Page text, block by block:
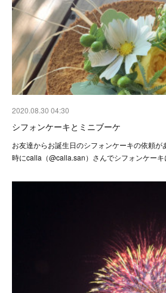
2020.08.30 04:30
シフォンケーキとミニブーケ
お友達からお誕生日のシフォンケーキの依頼
時にcalla（@calla.san）さんでシフォンケー